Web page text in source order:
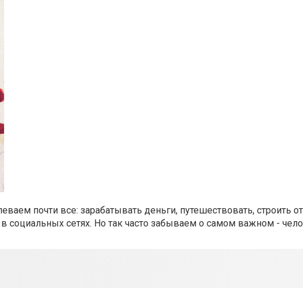
почти все: зарабатывать деньги, путешествовать, строить
социальных сетях. Но так часто забываем о самом важном -